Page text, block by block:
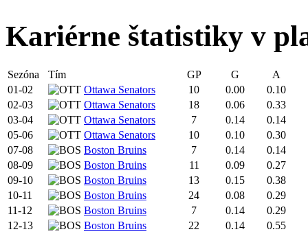
Kariérne štatistiky v
Sezóna Tím GP G
A
01-02
Ottawa Senators 10 0.00
0.10
02-03
Ottawa Senators 18 0.06
0.33
03-04
Ottawa Senators 7 0.14
0.14
05-06
Ottawa Senators 10 0.10
0.30
07-08
Boston Bruins 7 0.14
0.14
08-09
Boston Bruins 11 0.09
0.27
09-10
Boston Bruins 13 0.15
0.38
10-11
Boston Bruins 24 0.08
0.29
11-12
Boston Bruins 7 0.14
0.29
12-13
Boston Bruins 22 0.14
0.55